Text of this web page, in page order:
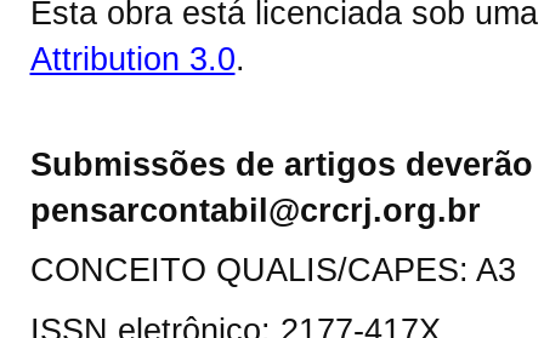
Esta obra está licenciada sob
Attribution 3.0.
Submissões de artigos
pensarcontabil@crcrj.org.br
CONCEITO QUALIS/CAPES: A3
ISSN eletrônico: 2177-417X